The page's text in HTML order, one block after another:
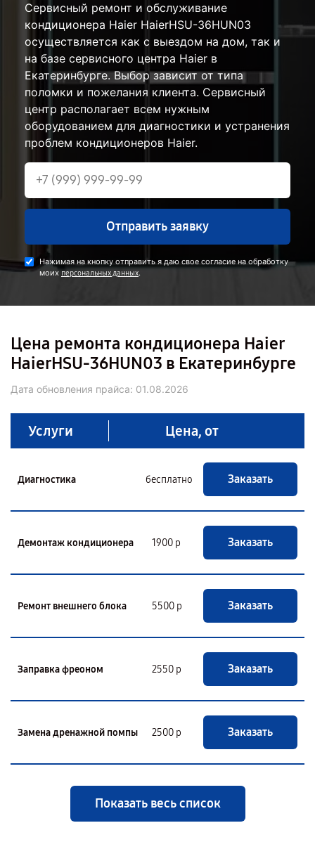
Сервисный ремонт и обслуживание
кондиционера Haier HaierHSU-36HUN03
осуществляется как с выездом на дом, так и
на базе сервисного центра Haier в
Екатеринбурге. Выбор зависит от типа
поломки и пожелания клиента. Сервисный
центр располагает всем нужным
оборудованием для диагностики и устранения
проблем кондиционеров Haier.
Отправить заявку
Нажимая на кнопку отправить я даю свое согласие на обработку
моих персональных данных.
Цена ремонта кондиционера Haier
HaierHSU-36HUN03 в Екатеринбурге
Дата обновления прайса: 01.08.2026
Услуги Цена, от
Диагностика бесплатно Заказать
Демонтаж кондиционера 1900 р Заказать
Ремонт внешнего блока 5500 р Заказать
Заправка фреоном 2550 р Заказать
Замена дренажной помпы 2500 р Заказать
Показать весь список